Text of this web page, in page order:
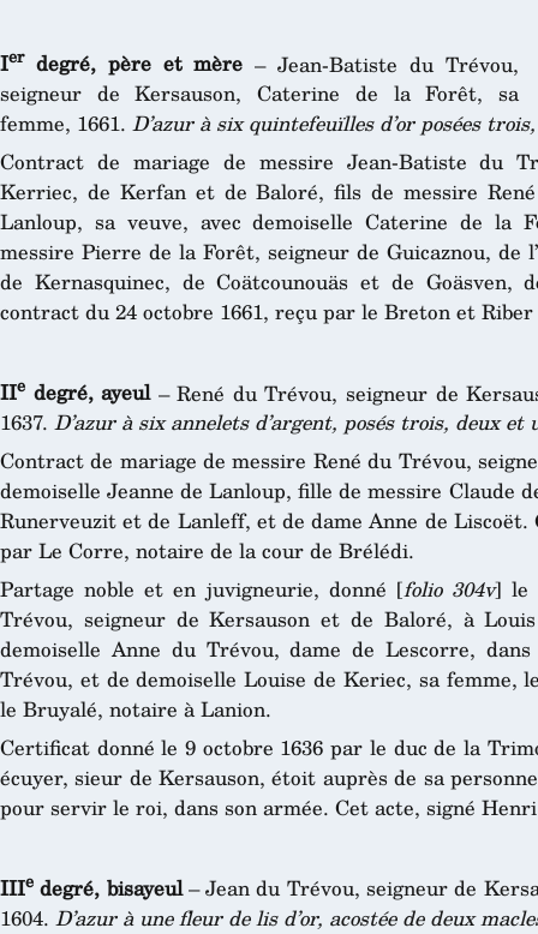
Ierdegré, père et mère – Jean-Batiste du Trévou,
seigneur de Kersauson, Caterine de la Forêt, sa
femme, 1661. D’azur à six quintefeuïlles d’or posées
Contract de mariage de messire Jean-Batiste du
Kerriec, de Kerfan et de Baloré, fils de messire
Lanloup, sa veuve, avec demoiselle Caterine de la
messire Pierre de la Forêt, seigneur de Guicaznou, de
de Kernasquinec, de Coätcounouäs et de Goäsven,
contract du 24 octobre 1661, reçu par le Breton et
IIe degré, ayeul– René du Trévou, seigneur de
1637. D’azur à six annelets d’argent, posés trois, deux et
Contract de mariage de messire René du Trévou,
demoiselle Jeanne de Lanloup, fille de messire Claude
Runerveuzit et de Lanleff, et de dame Anne de
par Le Corre, notaire de la cour de Brélédi.
Partage noble et en juvigneurie, donné [folio 304v] le
Trévou, seigneur de Kersauson et de Baloré, à
demoiselle Anne du Trévou, dame de Lescorre,
Trévou, et de demoiselle Louise de Keriec, sa femme,
le Bruyalé, notaire à Lanion.
Certificat donné le 9 octobre 1636 par le duc de la
écuyer, sieur de Kersauson, étoit auprès de sa
pour servir le roi, dans son armée. Cet acte, signé
IIIe degré, bisayeul– Jean du Trévou, seigneur de
1604. D’azur à une fleur de lis d’or, acostée de deux